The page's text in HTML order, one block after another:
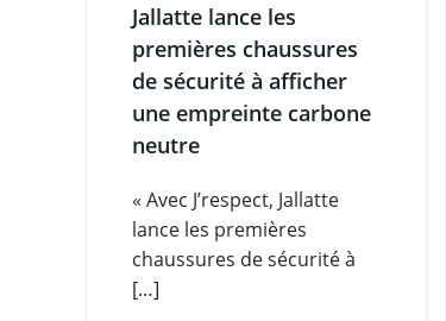
Jallatte lance les
premières chaussures
de sécurité à afficher
une empreinte carbone
neutre
« Avec J’respect, Jallatte
lance les premières
chaussures de sécurité à
[…]